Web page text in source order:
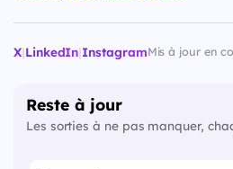
X|LinkedIn|InstagramMis à jour en
Reste à jour
Les sorties à ne pas manquer,